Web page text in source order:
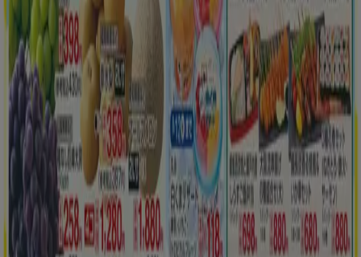
すべての掘り出し物ハンターのためのトップ
オファー
8/12 日まで有効
もっと見る